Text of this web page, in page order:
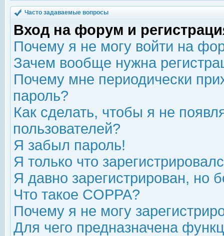
Часто задаваемые вопросы
Вход на форум и
Почему я не могу войти на
Зачем вообще нужна
Почему мне периодически
пароль?
Как сделать, чтобы я не
пользователей?
Я забыл пароль!
Я только что
Я давно зарегистрирован, но
Что такое COPPA?
Почему я не могу
Для чего предназначена